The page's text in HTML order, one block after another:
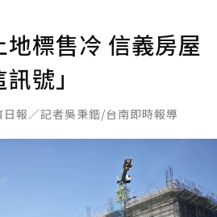
標售冷 信義房屋
號」
日報／記者吳秉鍇/台南即時報導